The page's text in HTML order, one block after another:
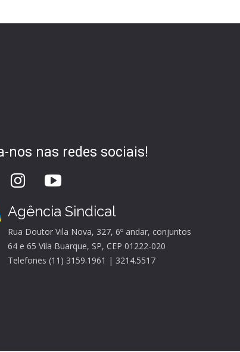
nos nas redes sociais!
Agência Sindical
Rua Doutor Vila Nova, 327, 6º andar, conjuntos
64 e 65 Vila Buarque, SP, CEP 01222-020
Telefones (11) 3159.1961 | 3214.5517